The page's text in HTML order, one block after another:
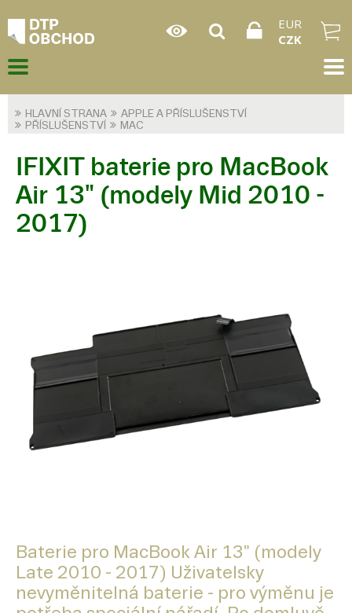
EUR
CZK
HLAVNÍ STRANA
APPLE A PŘÍSLUŠENSTVÍ
PŘÍSLUŠENSTVÍ
MAC
IFIXIT baterie pro MacBook
Air 13" (modely Mid 2010 -
2017)
Baterie pro MacBook Air 13" (modely
Late 2010 - 2017) Uživatelsky
nevyměnitelná baterie - pro výměnu je